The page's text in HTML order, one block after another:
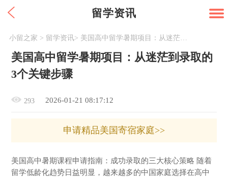
留学资讯
小留之家 > 留学资讯> 美国高中留学暑期项目：从迷茫到录取的3个关键步骤
美国高中留学暑期项目：从迷茫到录取的
3个关键步骤
293 2026-01-21 08:17:12
申请精品美国寄宿家庭>>
美国高中暑期课程申请指南：成功录取的三大核心策略 随着
留学低龄化趋势日益明显，越来越多的中国家庭选择在高中